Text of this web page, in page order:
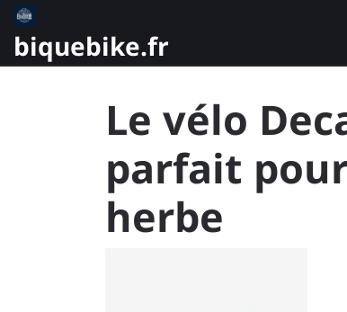
Skip
content
biquebike.fr
Le vélo
parfait
herbe